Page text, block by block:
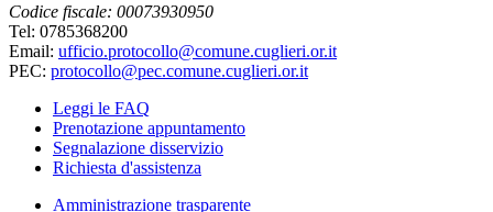
Codice fiscale: 00073930950
Tel: 0785368200
Email: ufficio.protocollo@comune.cuglieri.or.it
PEC: protocollo@pec.comune.cuglieri.or.it
Leggi le FAQ
Prenotazione appuntamento
Segnalazione disservizio
Richiesta d'assistenza
Amministrazione trasparente